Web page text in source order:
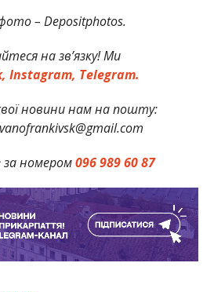
– Depositphotos.
на зв’язку! Ми
Instagram, Telegram.
новини нам на пошту:
за номером096 989 60 87